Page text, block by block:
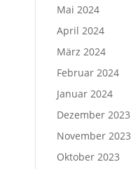
Mai 2024
April 2024
März 2024
Februar 2024
Januar 2024
Dezember 2023
November 2023
Oktober 2023